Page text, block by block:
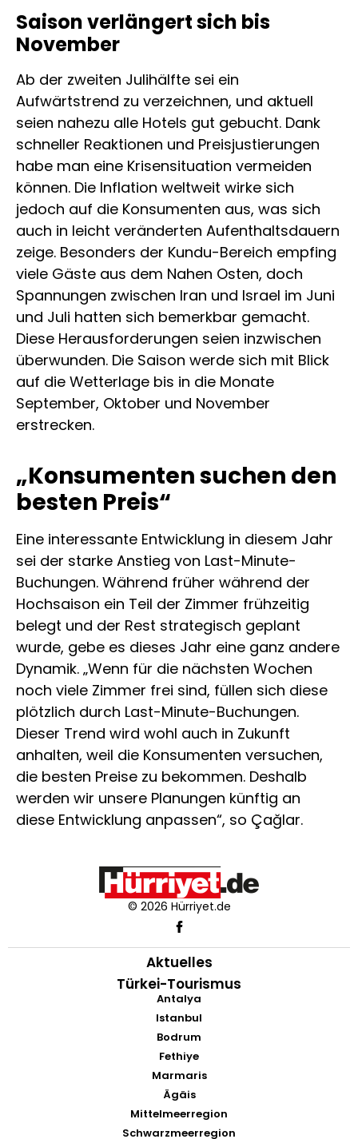
Saison verlängert sich bis
November
Ab der zweiten Julihälfte sei ein
Aufwärtstrend zu verzeichnen, und aktuell
seien nahezu alle Hotels gut gebucht. Dank
schneller Reaktionen und Preisjustierungen
habe man eine Krisensituation vermeiden
können. Die Inflation weltweit wirke sich
jedoch auf die Konsumenten aus, was sich
auch in leicht veränderten Aufenthaltsdauern
zeige. Besonders der Kundu-Bereich empfing
viele Gäste aus dem Nahen Osten, doch
Spannungen zwischen Iran und Israel im Juni
und Juli hatten sich bemerkbar gemacht.
Diese Herausforderungen seien inzwischen
überwunden. Die Saison werde sich mit Blick
auf die Wetterlage bis in die Monate
September, Oktober und November
erstrecken.
„Konsumenten suchen den
besten Preis“
Eine interessante Entwicklung in diesem Jahr
sei der starke Anstieg von Last-Minute-
Buchungen. Während früher während der
Hochsaison ein Teil der Zimmer frühzeitig
belegt und der Rest strategisch geplant
wurde, gebe es dieses Jahr eine ganz andere
Dynamik. „Wenn für die nächsten Wochen
noch viele Zimmer frei sind, füllen sich diese
plötzlich durch Last-Minute-Buchungen.
Dieser Trend wird wohl auch in Zukunft
anhalten, weil die Konsumenten versuchen,
die besten Preise zu bekommen. Deshalb
werden wir unsere Planungen künftig an
diese Entwicklung anpassen“, so Çağlar.
© 2026 Hürriyet.de
Aktuelles
Türkei-Tourismus
Antalya
Istanbul
Bodrum
Fethiye
Marmaris
Ägäis
Mittelmeerregion
Schwarzmeerregion